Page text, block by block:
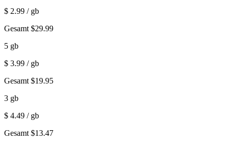
$ 2.99 / gb
Gesamt $29.99
5 gb
$ 3.99 / gb
Gesamt $19.95
3 gb
$ 4.49 / gb
Gesamt $13.47